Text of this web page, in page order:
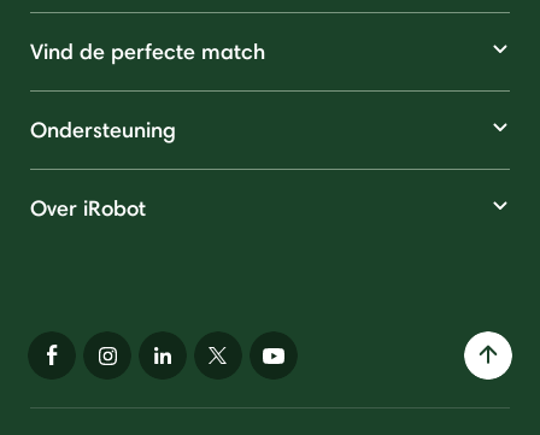
Vind de perfecte match
Ondersteuning
Over iRobot